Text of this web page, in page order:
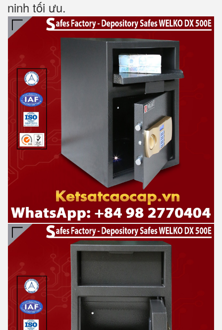
ninh tối ưu.